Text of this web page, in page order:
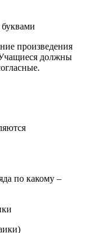
произведения
должны
по какому –